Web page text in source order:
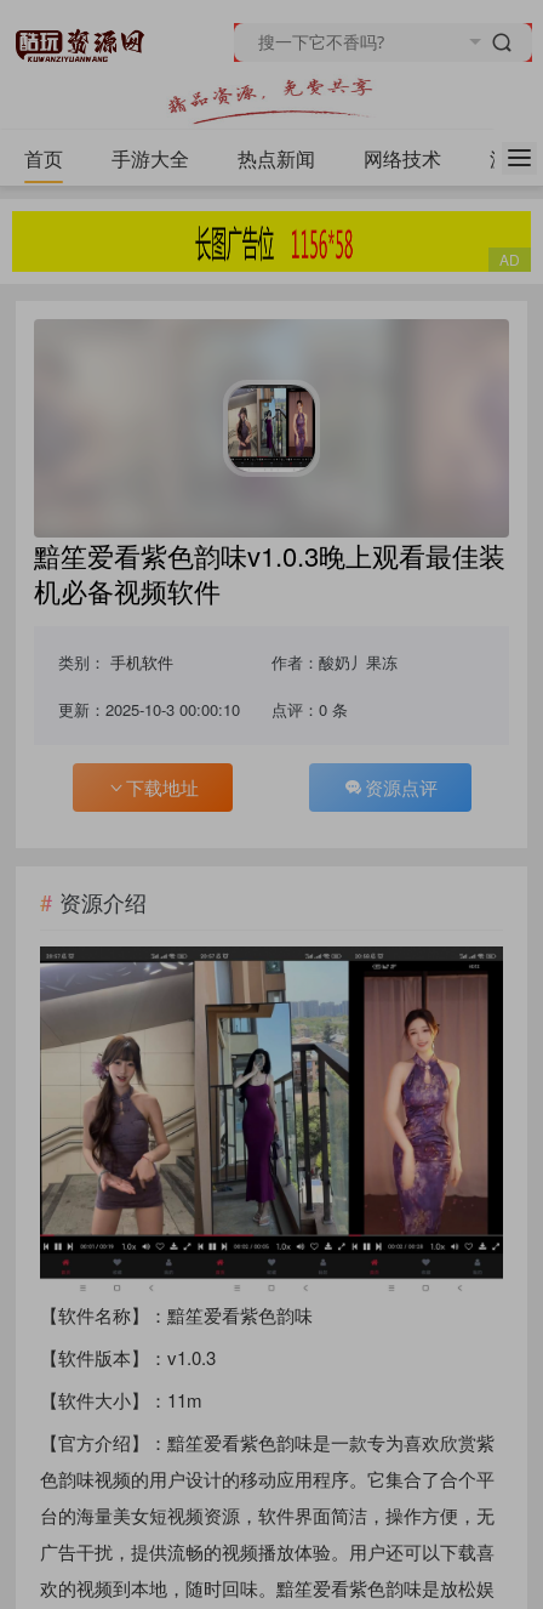
首页 手游大全 热点新闻 网络技术 源码
黯笙爱看紫色韵味v1.0.3晚上观看最佳装
机必备视频软件
类别：手机软件 作者：酸奶丿果冻
更新：2025-10-3 00:00:10 点评：0 条
下载地址 资源点评
资源介绍
【软件名称】：黯笙爱看紫色韵味
【软件版本】：v1.0.3
【软件大小】：11m
【官方介绍】：黯笙爱看紫色韵味是一款专为喜欢欣赏紫
色韵味视频的用户设计的移动应用程序。它集合了合个平
台的海量美女短视频资源，软件界面简洁，操作方便，无
广告干扰，提供流畅的视频播放体验。用户还可以下载喜
欢的视频到本地，随时回味。黯笙爱看紫色韵味是放松娱